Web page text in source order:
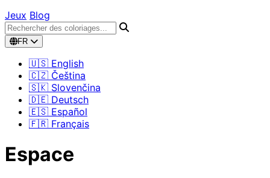
Jeux Blog
FR
🇺🇸 English
🇨🇿 Čeština
🇸🇰 Slovenčina
🇩🇪 Deutsch
🇪🇸 Español
🇫🇷 Français
Espace